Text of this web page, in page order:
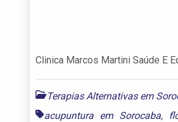
Clinica Marcos Martini Saúde E
Terapias Alternativas em
acupuntura em Sorocaba,